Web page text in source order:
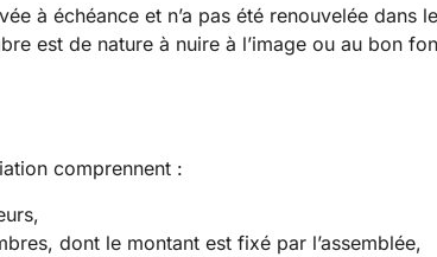
à échéance et n’a pas été renouvelée dans
est de nature à nuire à l’image ou au bon
comprennent :
dont le montant est fixé par l’assemblée,